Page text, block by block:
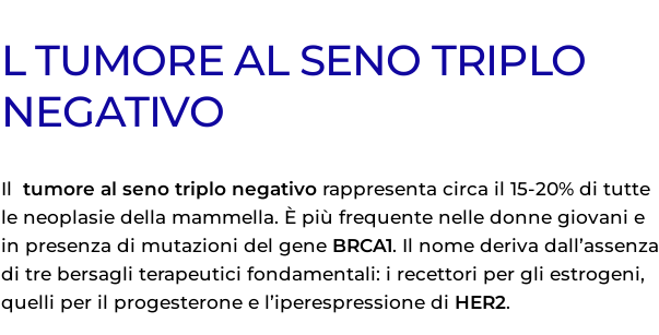
L TUMORE AL SENO TRIPLO
NEGATIVO
Il tumore al seno triplo negativo rappresenta circa il 15-20% di tutte
le neoplasie della mammella. È più frequente nelle donne giovani e
in presenza di mutazioni del gene BRCA1. Il nome deriva dall’assenza
di tre bersagli terapeutici fondamentali: i recettori per gli estrogeni,
quelli per il progesterone e l’iperespressione di HER2.